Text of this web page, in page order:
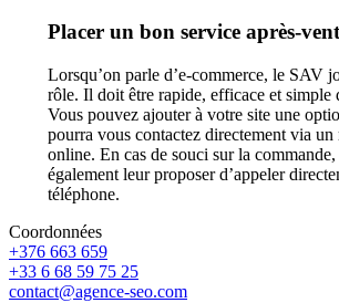
Placer un bon service après-
Lorsqu’on parle d’e-commerce, le SAV
rôle. Il doit être rapide, efficace et simple
Vous pouvez ajouter à votre site une
pourra vous contactez directement via
online. En cas de souci sur la
également leur proposer d’appeler
téléphone.
Coordonnées
+376 663 659
+33 6 68 59 75 25
contact@agence-seo.com